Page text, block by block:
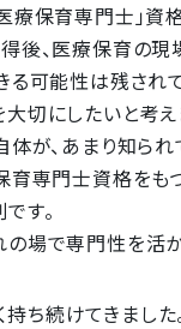
保育専門士」資
後、医療保育の
る可能性は残さ
切にしたいと考え
が、あまり知ら
専門士資格をも
す。
場で専門性を活
ち続けてきまし